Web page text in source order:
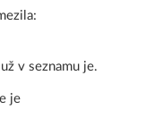
v seznamu je.
je